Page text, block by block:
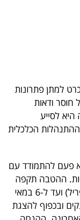
למתן פתרונות
חוסר ודאות
לסייע
הכלכלית
פעם להתמודד עם
ההטבה תקפה
על הלוואות חדשות החל מהיום (19 באפריל) ועד ל-6 במאי
ובכפוף להצגת